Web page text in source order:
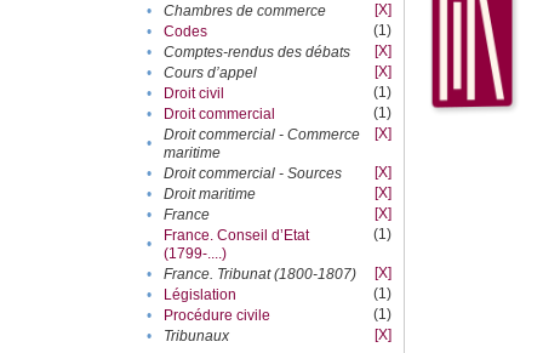
•
Chambres de commerce
[X]
•
Codes
(1)
•
Comptes-rendus des débats
[X]
•
Cours d’appel
[X]
•
Droit civil
(1)
•
Droit commercial
(1)
•
Droit commercial - Commerce
maritime
[X]
• Droit commercial - Sources
[X]
•
Droit maritime
[X]
•
France
[X]
•
France. Conseil d’Etat
(1799-....)
(1)
• France. Tribunat (1800-1807)
[X]
•
Législation
(1)
•
Procédure civile
(1)
•
Tribunaux
[X]